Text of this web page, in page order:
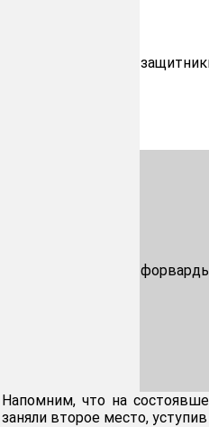
Напомним, что на
заняли второе место,